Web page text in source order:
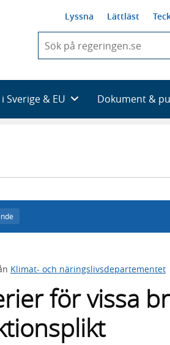
Lyssna Lättläst
du
skriva
framträder
en
Sverige & EU Dokument &
Klimat- och näringslivsdepartementet
för vissa